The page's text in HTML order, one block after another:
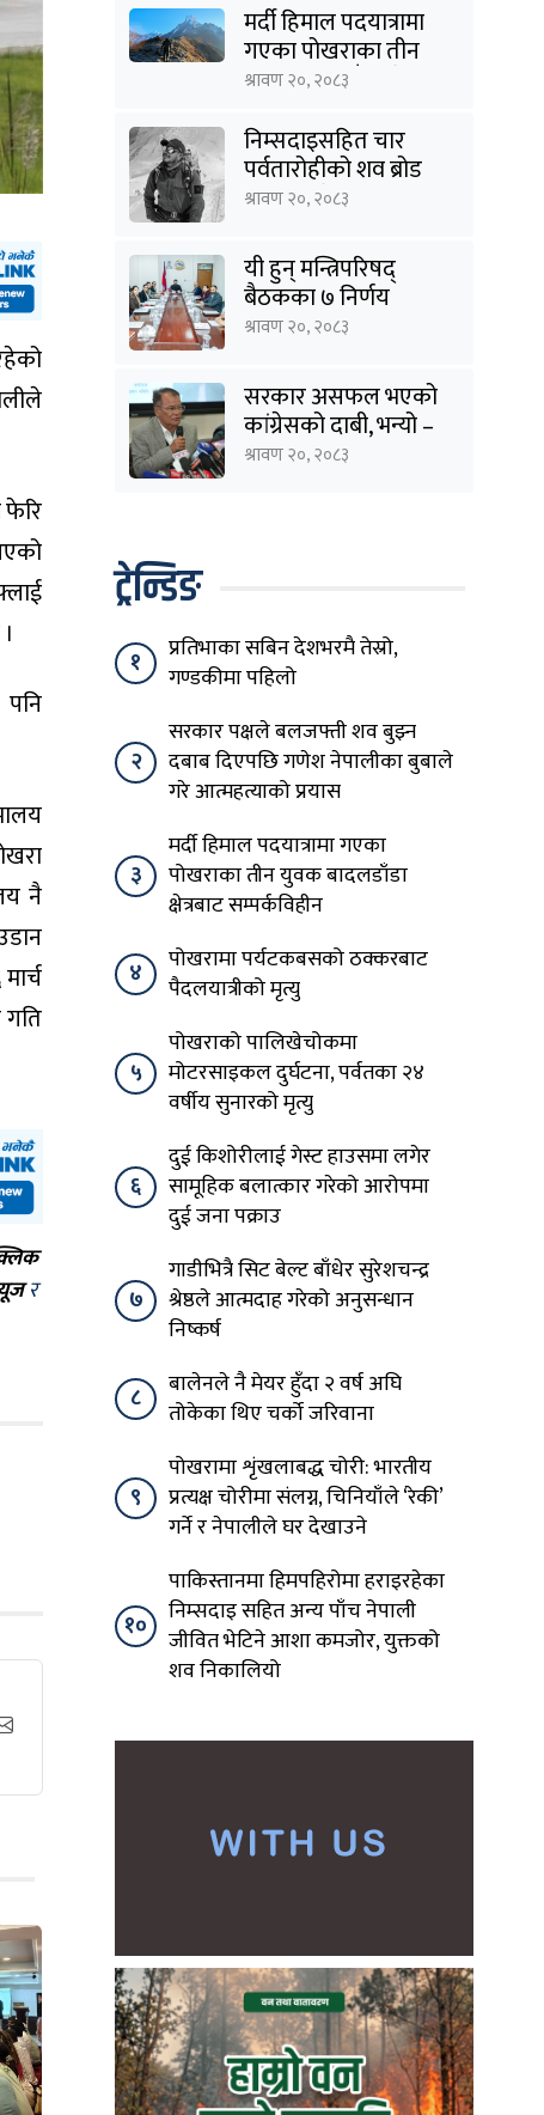
फेरि
नै
र
मर्दी हिमाल पदयात्रामा
गएका पोखराका तीन
युवक बादलडाँडा क्षेत्रबाट
श्रावण २०, २०८३
निम्सदाइसहित चार
पर्वतारोहीको शव ब्रोड
पिकबाट बेस क्याम्पमा
श्रावण २०, २०८३
यी हुन् मन्त्रिपरिषद्
बैठकका ७ निर्णय
श्रावण २०, २०८३
सरकार असफल भएको
कांग्रेसको दाबी, भन्यो –
‘जनविश्वासको संकटमा
श्रावण २०, २०८३
ट्रेन्डिङ
१
प्रतिभाका सबिन देशभरमै तेस्रो,
गण्डकीमा पहिलो
२
सरकार पक्षले बलजफ्ती शव बुझ्न
दबाब दिएपछि गणेश नेपालीका बुबाले
गरे आत्महत्याको प्रयास
३
मर्दी हिमाल पदयात्रामा गएका
पोखराका तीन युवक बादलडाँडा
क्षेत्रबाट सम्पर्कविहीन
४
पोखरामा पर्यटकबसको ठक्करबाट
पैदलयात्रीको मृत्यु
५
पोखराको पालिखेचोकमा
मोटरसाइकल दुर्घटना, पर्वतका २४
वर्षीय सुनारको मृत्यु
६
दुई किशोरीलाई गेस्ट हाउसमा लगेर
सामूहिक बलात्कार गरेको आरोपमा
दुई जना पक्राउ
७
गाडीभित्रै सिट बेल्ट बाँधेर सुरेशचन्द्र
श्रेष्ठले आत्मदाह गरेको अनुसन्धान
निष्कर्ष
८
बालेनले नै मेयर हुँदा २ वर्ष अघि
तोकेका थिए चर्को जरिवाना
९
पोखरामा शृंखलाबद्ध चोरी: भारतीय
प्रत्यक्ष चोरीमा संलग्न, चिनियाँले ‘रेकी’
गर्ने र नेपालीले घर देखाउने
१०
पाकिस्तानमा हिमपहिरोमा हराइरहेका
निम्सदाइ सहित अन्य पाँच नेपाली
जीवित भेटिने आशा कमजोर, युक्तको
शव निकालियो